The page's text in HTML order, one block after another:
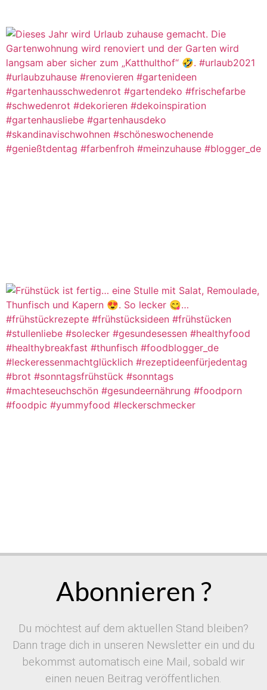
Abonnieren ?
Du möchtest auf dem aktuellen Stand bleiben?
Dann trage dich in unseren Newsletter ein und du
bekommst automatisch eine Mail, sobald wir
einen neuen Beitrag veröffentlichen.